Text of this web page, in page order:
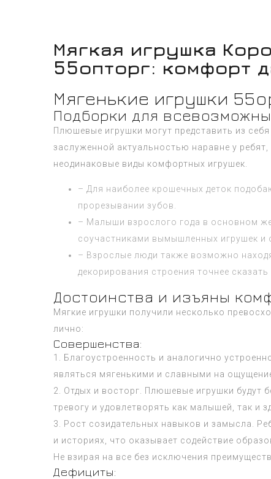
Мягкая игрушка
55опторг: комфорт
Мягенькие игрушки
Подборки для
Плюшевые игрушки могут представить из
заслуженной актуальностью наравне у
неодинаковые виды комфортных игрушек.
– Для наиболее крошечных деток
прорезывании зубов.
– Малыши взрослого года в основном
соучастниками вымышленных игрушек и
– Взрослые люди также возможно
декорирования строения точнее
Достоинства и изъяны
Мягкие игрушки получили несколько
лично:
Совершенства:
1. Благоустроенность и аналогично
являться мягенькими и славными на
2. Отдых и восторг. Плюшевые игрушки будут
тревогу и удовлетворять как малышей, так и
3. Рост созидательных навыков и замысла.
и историях, что оказывает содействие
Не взирая на все без исключения
Дефициты: